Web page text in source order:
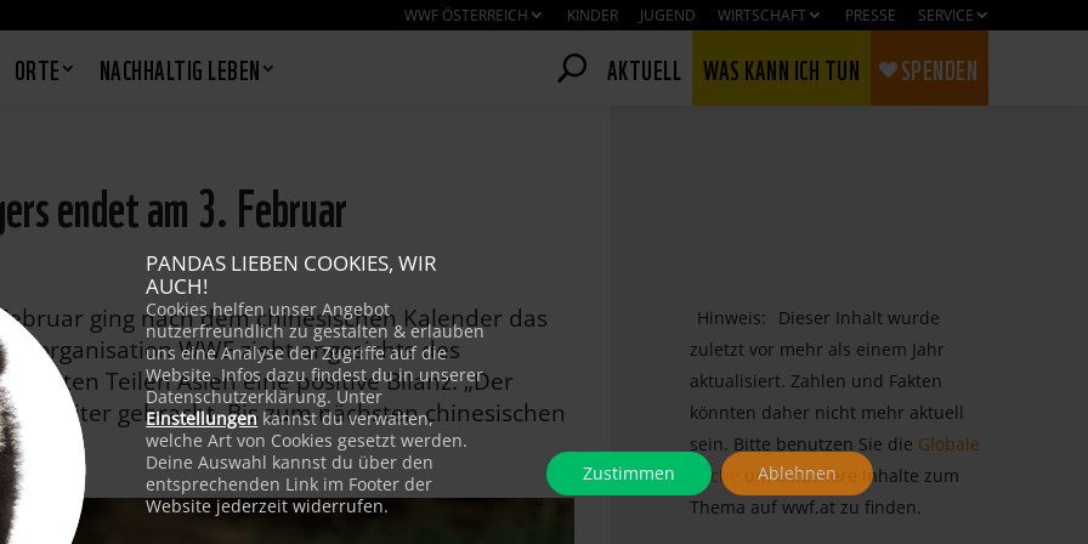
WWF ÖSTERREICH KINDER JUGEND WIRTSCHAFT PRESSE SERVICE
ORTE NACHHALTIG LEBEN AKTUELL WAS KANN ICH TUN SPENDEN
endet am 3. Februar
ging nach dem chinesischen Kalender das
WWF zieht angesichts des
weiten Teilen Asien eine positive Bilanz. „Der
weiter gebracht. Bis zum nächsten chinesischen
Hinweis:
Dieser Inhalt wurde
zuletzt vor mehr als einem Jahr
aktualisiert. Zahlen und Fakten
könnten daher nicht mehr aktuell
sein. Bitte benutzen Sie die Globale
Suche
um aktuellere Inhalte zum
Thema auf wwf.at zu finden.
PANDAS LIEBEN COOKIES, WIR
AUCH!
Cookies helfen unser Angebot
nutzerfreundlich zu gestalten & erlauben
uns eine Analyse der Zugriffe auf die
Website. Infos dazu findest du in unserer
Datenschutzerklärung. Unter
Einstellungen kannst du verwalten,
welche Art von Cookies gesetzt werden.
Deine Auswahl kannst du über den
entsprechenden Link im Footer der
Website jederzeit widerrufen.
Zustimmen Ablehnen